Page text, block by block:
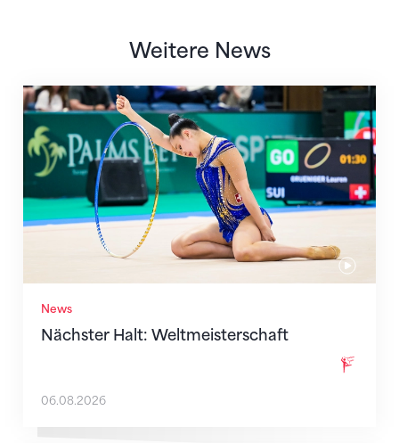
Weitere News
News
Nächster Halt: Weltmeisterschaft
Nächster Halt: Weltmeisterschaft
06.08.2026